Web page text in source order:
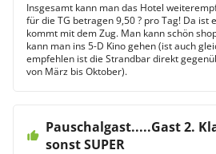
Insgesamt kann man das Hotel
für die TG betragen 9,50 ? pro Tag! Da ist
kommt mit dem Zug. Man kann schön
kann man ins 5-D Kino gehen (ist auch
empfehlen ist die Strandbar direkt
von März bis Oktober).
Pauschalgast.....Gast 2.
sonst SUPER